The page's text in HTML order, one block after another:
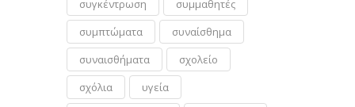
συγκέντρωση
συμμαθητές
συμπτώματα
συναίσθημα
συναισθήματα
σχολείο
σχόλια
υγεία